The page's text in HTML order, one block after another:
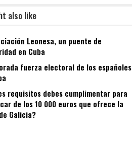
also like
Leonesa, un puente de
en Cuba
fuerza electoral de los españoles
requisitos debes cumplimentar para
de los 10 000 euros que ofrece la
Galicia?